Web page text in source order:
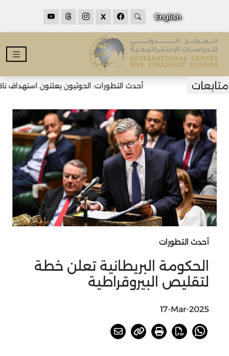
English
X
أحدث التطورات: الحوثيون يعلنون استهداف
أحدث التطورات
الحكومة البريطانية تعلن خطة
لتقليص البيروقراطية
17-Mar-2025